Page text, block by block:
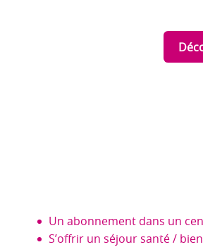
Un abonnement dans un
S’offrir un séjour santé /